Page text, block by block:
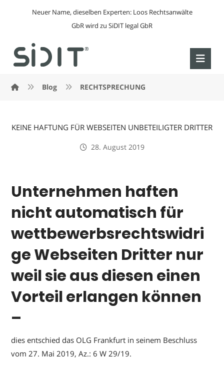
Neuer Name, dieselben Experten: Loos Rechtsanwälte
GbR wird zu SiDIT legal GbR
Blog RECHTSPRECHUNG
KEINE HAFTUNG FÜR WEBSEITEN UNBETEILIGTER DRITTER
28. August 2019
Unternehmen haften
nicht automatisch für
wettbewerbsrechtswidri
ge Webseiten Dritter nur
weil sie aus diesen einen
Vorteil erlangen können
–
dies entschied das OLG Frankfurt in seinem Beschluss
vom 27. Mai 2019, Az.: 6 W 29/19.